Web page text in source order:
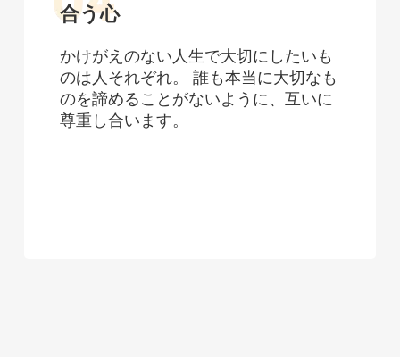
合う心
かけがえのない人生で大切にしたいも
のは人それぞれ。 誰も本当に大切なも
のを諦めることがないように、互いに
尊重し合います。